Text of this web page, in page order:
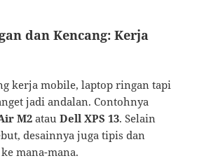
dan Kencang: Kerja
kerja mobile, laptop ringan tapi
jadi andalan. Contohnya
M2 atauDell XPS 13. Selain
desainnya juga tipis dan
mana-mana.